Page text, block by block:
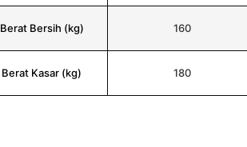
Berat Bersih (kg) 160
Berat Kasar (kg) 180